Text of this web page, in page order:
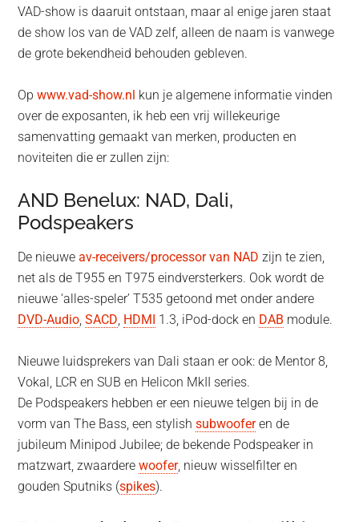
VAD-show is daaruit ontstaan, maar al enige jaren staat
de show los van de VAD zelf, alleen de naam is vanwege
de grote bekendheid behouden gebleven.
Opwww.vad-show.nl kun je algemene informatie vinden
over de exposanten, ik heb een vrij willekeurige
samenvatting gemaakt van merken, producten en
noviteiten die er zullen zijn:
AND Benelux: NAD, Dali,
Podspeakers
De nieuweav-receivers/processor van NAD zijn te zien,
net als de T955 en T975 eindversterkers. Ook wordt de
nieuwe ‘alles-speler’ T535 getoond met onder andere
DVD-Audio,SACD, HDMI 1.3, iPod-dock en DAB module.
Nieuwe luidsprekers van Dali staan er ook: de Mentor 8,
Vokal, LCR en SUB en Helicon MkII series.
De Podspeakers hebben er een nieuwe telgen bij in de
vorm van The Bass, een stylishsubwooferen de
jubileum Minipod Jubilee; de bekende Podspeaker in
matzwart, zwaarderewoofer, nieuw wisselfilter en
gouden Sputniks (spikes).